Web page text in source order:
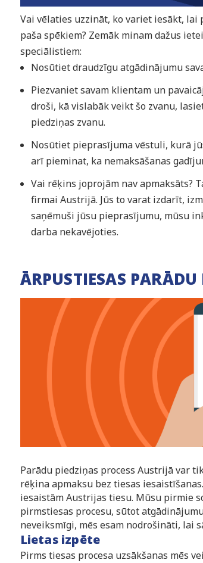
Vai vēlaties uzzināt, ko variet iesākt,
paša spēkiem? Zemāk minam dažus
speciālistiem:
Nosūtiet draudzīgu atgādinājumu
Piezvaniet savam klientam un
droši, kā vislabāk veikt šo zvanu,
piedziņas zvanu.
Nosūtiet pieprasījuma vēstuli, kurā
arī pieminat, ka nemaksāšanas
Vai rēķins joprojām nav apmaksāts?
firmai Austrijā. Jūs to varat izdarīt,
saņēmuši jūsu pieprasījumu, mūsu
darba nekavējoties.
ĀRPUSTIESAS
Parādu piedziņas process Austrijā var
rēķina apmaksu bez tiesas
iesaistām Austrijas tiesu. Mūsu pirmie
pirmstiesas procesu, sūtot
neveiksmīgi, mēs esam nodrošināti, lai
Lietas izpēte
Pirms tiesas procesa uzsākšanas mēs